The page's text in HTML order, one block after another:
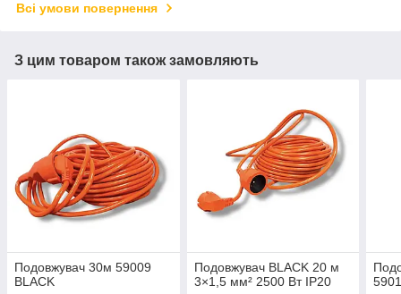
Всі умови повернення
З цим товаром також замовляють
Подовжувач 30м 59009
BLACK
Подовжувач BLACK 20 м
3×1,5 мм² 2500 Вт IP20